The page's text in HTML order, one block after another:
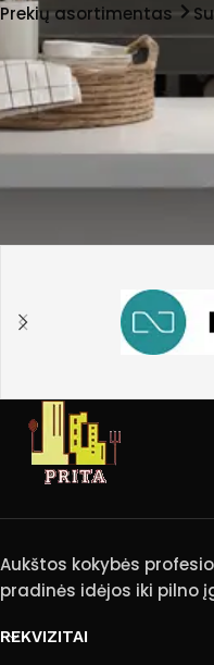
Prekių asortimentas
Aukštos kokybės
pradinės idėjos iki pilno
REKVIZITAI